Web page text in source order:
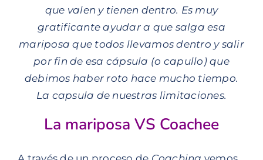
que valen y tienen dentro. Es muy
gratificante ayudar a que salga esa
mariposa que todos llevamos dentro y salir
por fin de esa cápsula (o capullo) que
debimos haber roto hace mucho tiempo.
La capsula de nuestras limitaciones.
La mariposa VS Coachee